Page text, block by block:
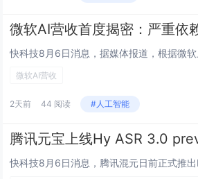
微软AI营收
2天前 44 阅读 #人工智能